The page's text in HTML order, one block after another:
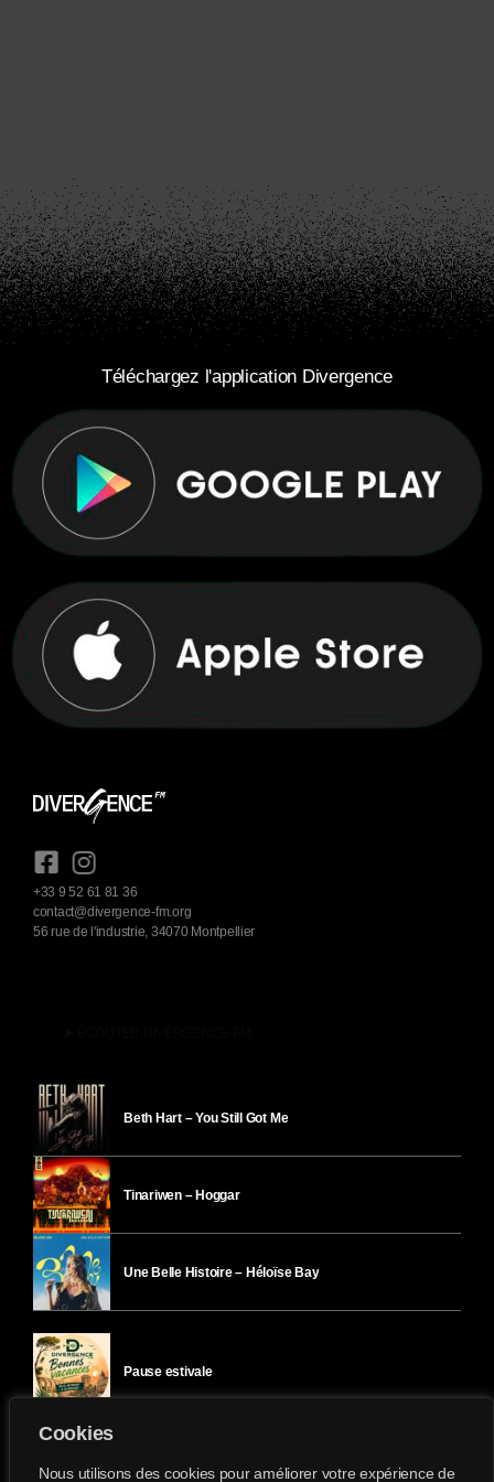
Cookies
Nous utilisons des cookies pour améliorer votre expérience de
Téléchargez l'application Divergence
+33 9 52 61 81 36
contact@divergence-fm.org
56 rue de l'industrie, 34070 Montpellier
Beth Hart – You Still Got Me
Tinariwen – Hoggar
Une Belle Histoire – Héloïse Bay
Pause estivale